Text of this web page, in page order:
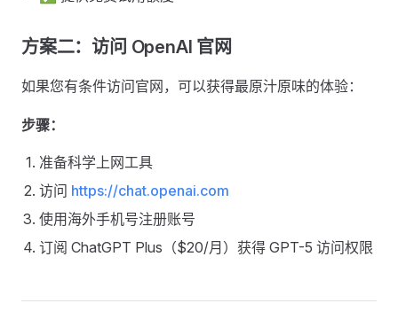
方案二：访问 OpenAI 官网
如果您有条件访问官网，可以获得最原汁原味的体验：
步骤：
准备科学上网工具
访问 https://chat.openai.com
使用海外手机号注册账号
订阅 ChatGPT Plus（$20/月）获得 GPT-5 访问权限